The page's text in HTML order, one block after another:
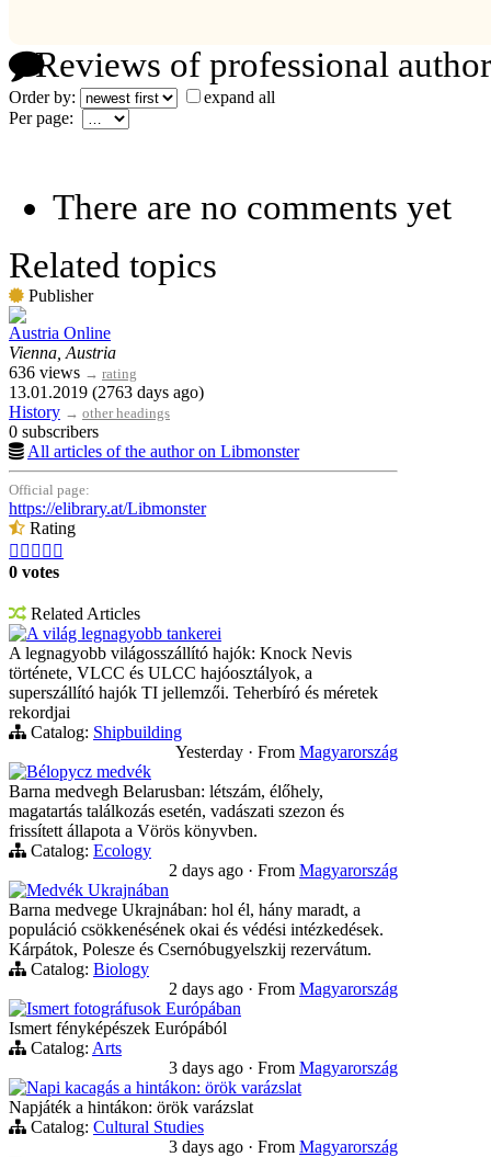
Reviews of professional
Order by:
expand all
Per page:
There are no comments yet
Related topics
Publisher
Austria Online
Vienna, Austria
636 views → rating
13.01.2019 (2763 days ago)
History → other headings
0 subscribers
All articles of the author on Libmonster
Official page:
https://elibrary.at/Libmonster
Rating
    
0 votes
Related Articles
A világ legnagyobb tankerei
A legnagyobb világosszállító hajók: Knock Nevis
története, VLCC és ULCC hajóosztályok, a
superszállító hajók TI jellemzői. Teherbíró és méretek
rekordjai
Catalog: Shipbuilding
Yesterday · From Magyarország
Bélорусz medvék
Barna medvegh Belarusban: létszám, élőhely,
magatartás találkozás esetén, vadászati szezon és
frissített állapota a Vörös könyvben.
Catalog: Ecology
2 days ago · From Magyarország
Medvék Ukrajnában
Barna medvege Ukrajnában: hol él, hány maradt, a
populáció csökkenésének okai és védési intézkedések.
Kárpátok, Polesze és Csernóbugyelszkij rezervátum.
Catalog: Biology
2 days ago · From Magyarország
Ismert fotográfusok Európában
Ismert fényképészek Európából
Catalog: Arts
3 days ago · From Magyarország
Napi kacagás a hintákon: örök varázslat
Napjáték a hintákon: örök varázslat
Catalog: Cultural Studies
3 days ago · From Magyarország